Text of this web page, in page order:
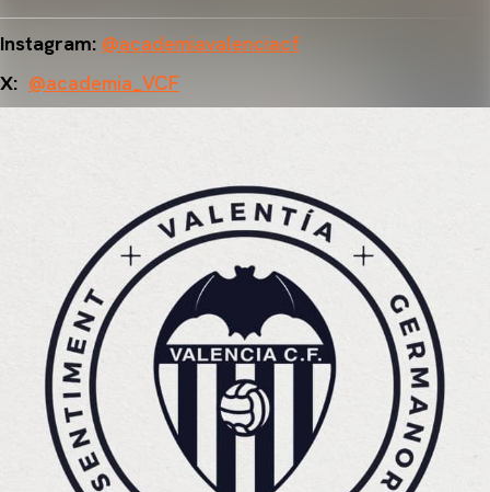
Instagram: @academiavalenciacf
X: @academia_VCF